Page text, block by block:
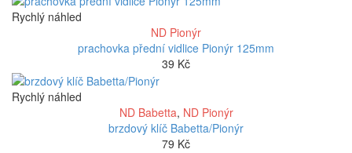
Rychlý náhled
ND Pionýr
prachovka přední vidlice Pionýr 125mm
39 Kč
Rychlý náhled
ND Babetta, ND Pionýr
brzdový klíč Babetta/Pionýr
79 Kč